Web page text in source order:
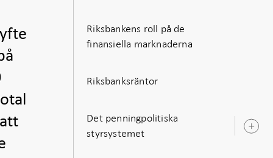
Riksbankens roll på de
finansiella marknaderna
Riksbanksräntor
Det penningpolitiska
styrsystemet